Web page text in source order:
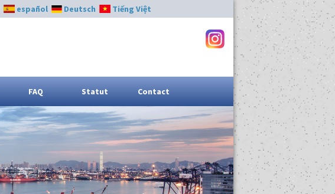
español Deutsch Tiếng Việt
FAQ Statut Contact